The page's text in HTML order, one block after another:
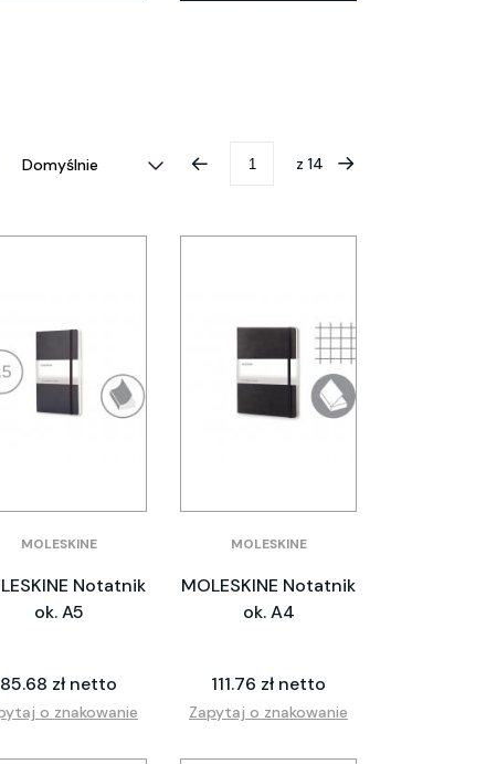
z 14
MOLESKINE
Notatnik
ok. A5
85.68 zł netto
o znakowanie
MOLESKINE
MOLESKINE Notatnik
ok. A4
111.76 zł netto
Zapytaj o znakowanie